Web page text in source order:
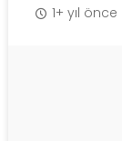
1+ yıl önce